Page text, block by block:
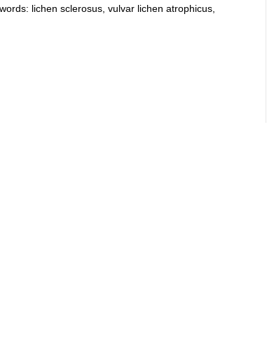
lichen sclerosus, vulvar lichen atrophicus,